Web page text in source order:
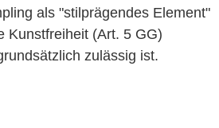
als "stilprägendes Element"
Kunstfreiheit (Art. 5 GG)
zulässig ist.